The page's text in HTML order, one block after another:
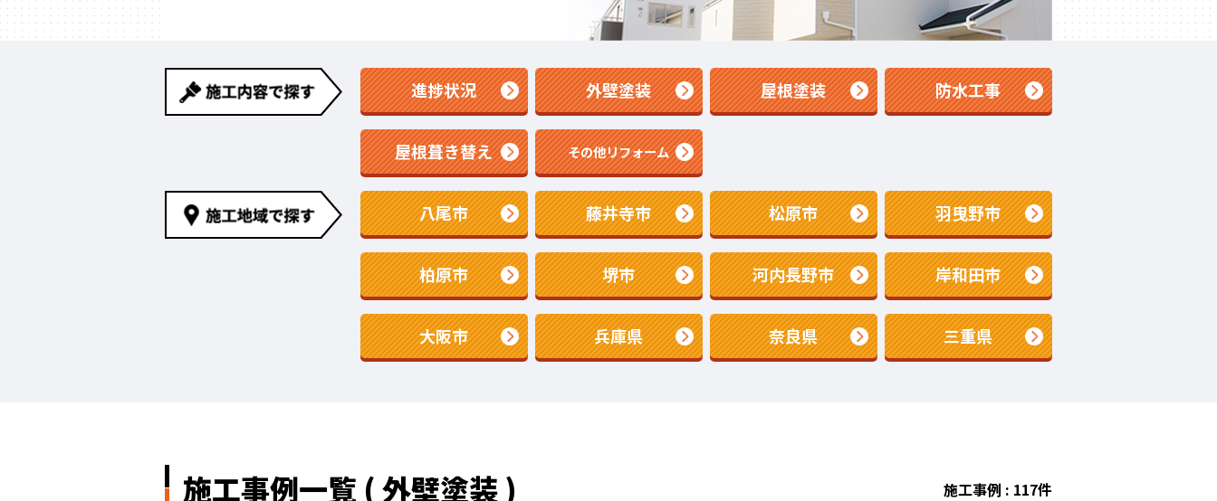
進捗状況 外壁塗装 屋根塗装 防水工事
屋根葺き替え その他リフォーム
八尾市 藤井寺市 松原市 羽曳野市
柏原市 堺市 河内長野市 岸和田市
大阪市 兵庫県 奈良県 三重県
施工事例一覧 ( 外壁塗装 ) 施工事例 : 117件